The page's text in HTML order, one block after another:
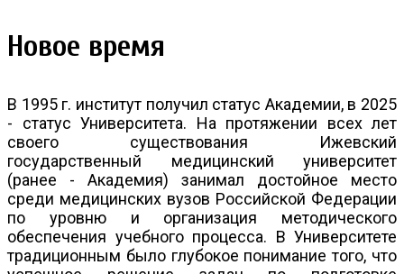
Новое время
В 1995 г. институт получил статус Академии, в 2025
- статус Университета. На протяжении всех лет
своего существования Ижевский
государственный медицинский университет
(ранее - Академия) занимал достойное место
среди медицинских вузов Российской Федерации
по уровню и организация методического
обеспечения учебного процесса. В Университете
традиционным было глубокое понимание того, что